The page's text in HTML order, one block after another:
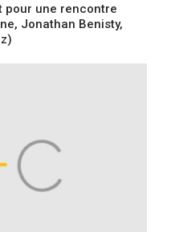
pour une rencontre
Jonathan Benisty,